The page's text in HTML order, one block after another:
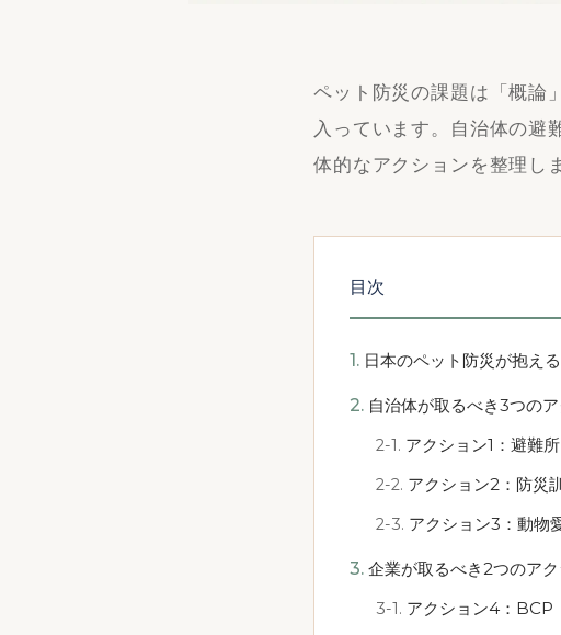
ペット防災の課題は「概論
入っています。自治体の避
体的なアクションを整理し
目次
日本のペット防災が抱え
自治体が取るべき3つの
アクション1：避難
アクション2：防災
アクション3：動物
企業が取るべき2つのア
アクション4：BCP